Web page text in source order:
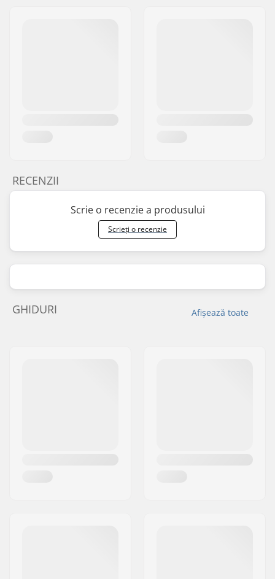
RECENZII
Scrie o recenzie a produsului
Scrieți o recenzie
Afișează toate
GHIDURI